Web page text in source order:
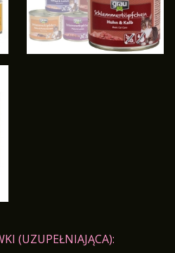
(UZUPEŁNIAJĄCA):